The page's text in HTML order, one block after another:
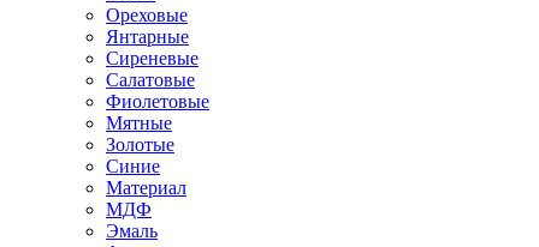
Ореховые
Янтарные
Сиреневые
Салатовые
Фиолетовые
Мятные
Золотые
Синие
Материал
МДФ
Эмаль